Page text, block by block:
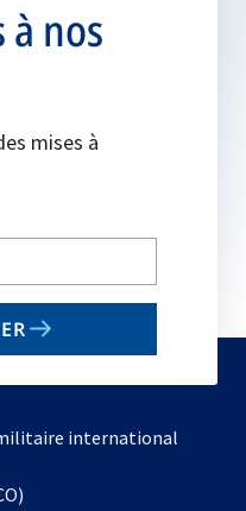
nos
mises à
international